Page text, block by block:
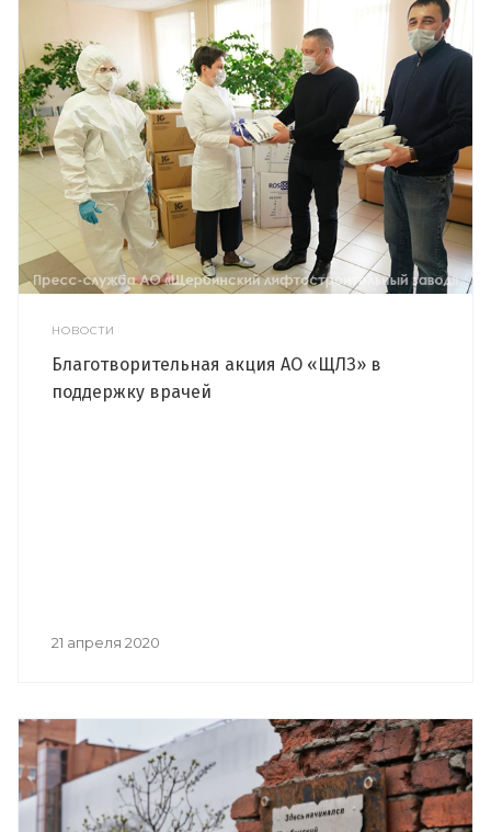
НОВОСТИ
Благотворительная акция АО «ЩЛЗ» в
поддержку врачей
21 апреля 2020